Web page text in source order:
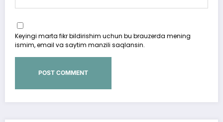
Keyingi marta fikr bildirishim uchun bu brauzerda mening
ismim, email va saytim manzili saqlansin.